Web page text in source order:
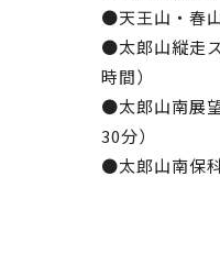
●天王山・春
●太郎山縦走
時間）
●太郎山南展
30分）
●太郎山南保